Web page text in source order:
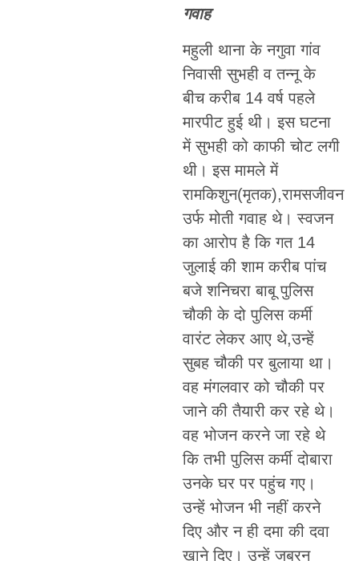
गवाह
महुली थाना के नगुवा गांव
निवासी सुभही व तन्नू के
बीच करीब 14 वर्ष पहले
मारपीट हुई थी। इस घटना
में सुभही को काफी चोट लगी
थी। इस मामले में
रामकिशुन(मृतक),रामसजीवन
उर्फ मोती गवाह थे। स्वजन
का आरोप है कि गत 14
जुलाई की शाम करीब पांच
बजे शनिचरा बाबू पुलिस
चौकी के दो पुलिस कर्मी
वारंट लेकर आए थे,उन्हें
सुबह चौकी पर बुलाया था।
वह मंगलवार को चौकी पर
जाने की तैयारी कर रहे थे।
वह भोजन करने जा रहे थे
कि तभी पुलिस कर्मी दोबारा
उनके घर पर पहुंच गए।
उन्हें भोजन भी नहीं करने
दिए और न ही दमा की दवा
खाने दिए। उन्हें जबरन